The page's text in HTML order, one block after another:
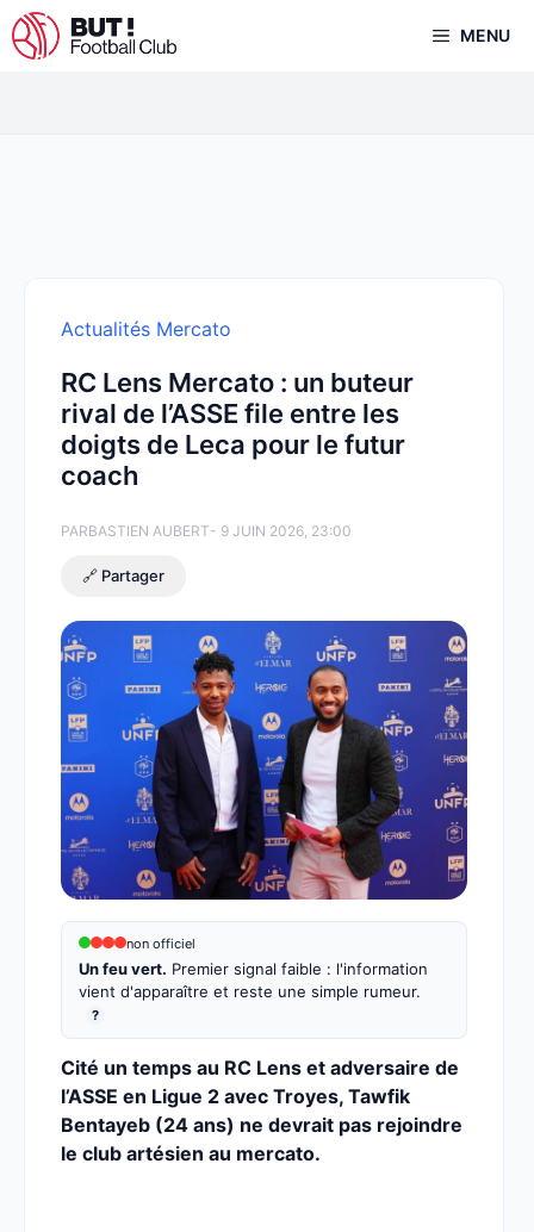
Aller
au
MENU
Actualités Mercato
RC Lens Mercato : un buteur
rival de l’ASSE file entre les
doigts de Leca pour le futur
coach
PARBASTIEN AUBERT- 9 JUIN 2026, 23:00
🔗 Partager
non officiel
Un feu vert. Premier signal faible : l'information
vient d'apparaître et reste une simple rumeur.
?
Cité un temps au RC Lens et adversaire de
l’ASSE en Ligue 2 avec Troyes, Tawfik
Bentayeb (24 ans) ne devrait pas rejoindre
le club artésien au mercato.